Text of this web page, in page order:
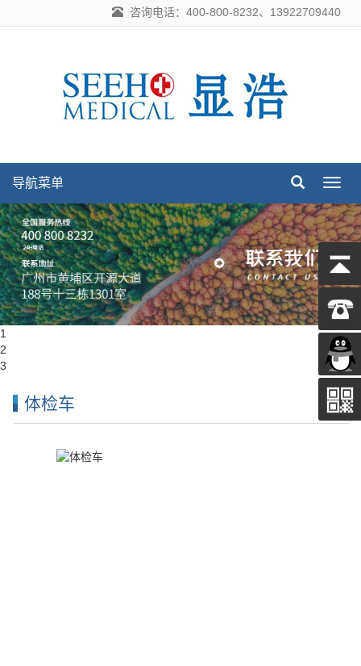
咨询电话：400-800-8232、13922709440
导
航
菜
单
导航菜单
1
2
3
体检车